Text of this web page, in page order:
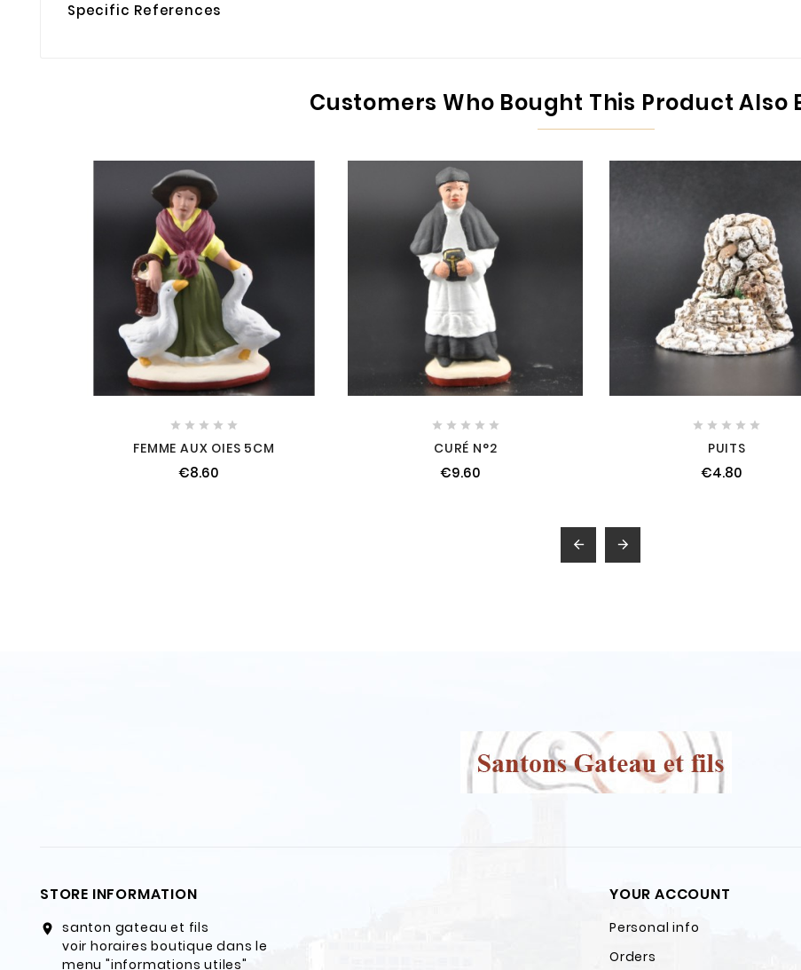
Specific References
Customers Who Bought This Product Also
    
FEMME AUX OIES 5CM
€8.60
    
CURÉ N°2
€9.60
    
PUITS
€4.80
 
STORE INFORMATION
location_on
santon gateau et fils
voir horaires boutique dans le
menu "informations utiles"
YOUR ACCOUNT
Personal info
Orders